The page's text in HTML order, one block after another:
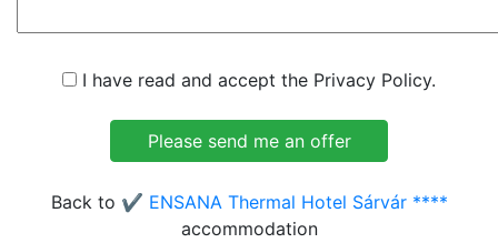
I have read and accept the Privacy Policy.
Back to ✔️ ENSANA Thermal Hotel Sárvár ****
accommodation